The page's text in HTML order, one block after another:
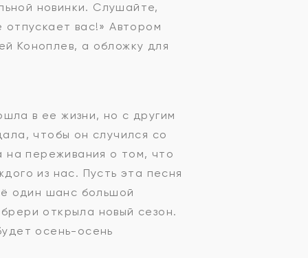
новинки. Слушайте,
вас!» Автором
Коноплев, а обложку для
в ее жизни, но с другим
чтобы он случился со
на переживания о том, что
из нас. Пусть эта песня
один шанс большой
открыла новый сезон.
осень-осень